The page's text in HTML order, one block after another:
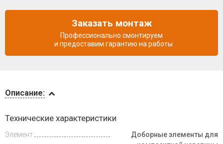
Доставка
Описание:
Технические характеристики
Элемент
Доборные элементы для
Заказать монтаж
Профессионально смонтируем
и предоставим гарантию на работы